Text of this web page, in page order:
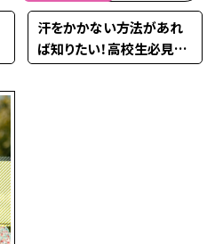
汗をかかない方法があれ
ば知りたい！高校生必見の
汗対策を紹介